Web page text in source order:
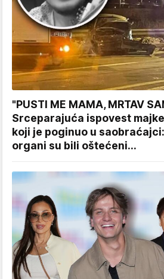
"PUSTI ME MAMA, MRTAV
Srceparajuća ispovest
koji je poginuo u
organi su bili oštećeni...